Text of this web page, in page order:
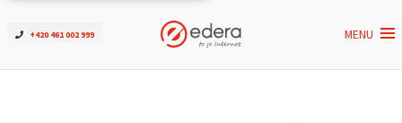
+420 461 002 999 MENU
Ověřit dostupnost